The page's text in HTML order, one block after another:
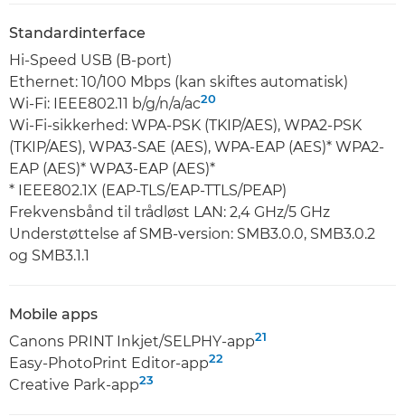
Standardinterface
Hi-Speed USB (B-port)
Ethernet: 10/100 Mbps (kan skiftes automatisk)
Wi-Fi: IEEE802.11 b/g/n/a/ac20
Wi-Fi-sikkerhed: WPA-PSK (TKIP/AES), WPA2-PSK
(TKIP/AES), WPA3-SAE (AES), WPA-EAP (AES)* WPA2-
EAP (AES)* WPA3-EAP (AES)*
* IEEE802.1X (EAP-TLS/EAP-TTLS/PEAP)
Frekvensbånd til trådløst LAN: 2,4 GHz/5 GHz
Understøttelse af SMB-version: SMB3.0.0, SMB3.0.2
og SMB3.1.1
Mobile apps
Canons PRINT Inkjet/SELPHY-app21
Easy-PhotoPrint Editor-app22
Creative Park-app23